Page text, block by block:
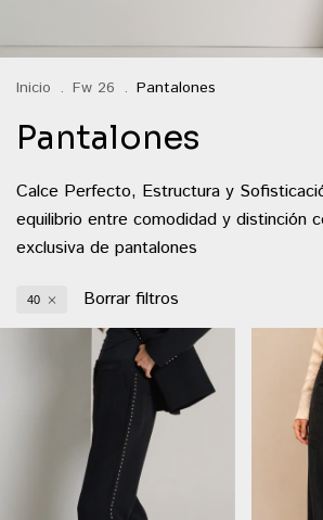
Inicio . Fw 26 . Pantalones
Pantalones
Calce Perfecto, Estructura y
equilibrio entre comodidad y distinción
exclusiva de pantalones
40 Borrar filtros